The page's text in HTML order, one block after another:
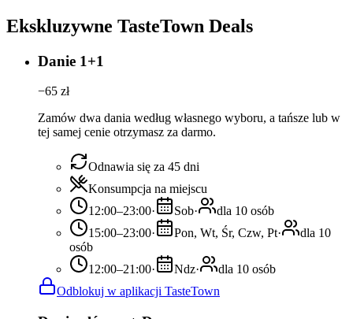
Ekskluzywne TasteTown Deals
Danie 1+1
−65 zł
Zamów dwa dania według własnego wyboru, a tańsze lub w
tej samej cenie otrzymasz za darmo.
Odnawia się za 45 dni
Konsumpcja na miejscu
12:00–23:00· Sob·
dla 10 osób
15:00–23:00· Pon, Wt, Śr, Czw, Pt·
dla 10
osób
12:00–21:00· Ndz·
dla 10 osób
Odblokuj w aplikacji TasteTown